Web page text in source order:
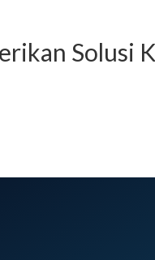
Solusi